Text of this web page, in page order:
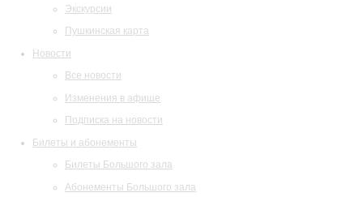
Экскурсии
Пушкинская карта
Новости
Все новости
Изменения в афише
Подписка на новости
Билеты и абонементы
Билеты Большого зала
Абонементы Большого зала